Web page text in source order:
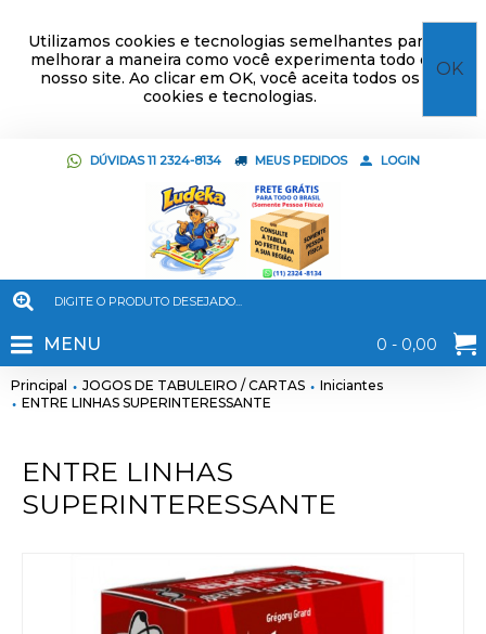
Utilizamos cookies e tecnologias semelhantes para
melhorar a maneira como você experimenta todo o
nosso site. Ao clicar em OK, você aceita todos os
cookies e tecnologias.
OK
DÚVIDAS 11 2324-8134 MEUS PEDIDOS LOGIN
0 - 0,00
MENU
Principal JOGOS DE TABULEIRO / CARTAS
Iniciantes
ENTRE LINHAS SUPERINTERESSANTE
ENTRE LINHAS
SUPERINTERESSANTE